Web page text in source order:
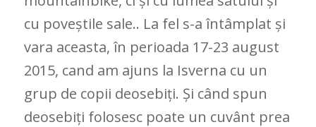
cu poveștile sale.. La fel s-a întâmplat și
vara aceasta, în perioada 17-23 august
2015, cand am ajuns la Isverna cu un
grup de copii deosebiți. Și când spun
deosebiți folosesc poate un cuvânt prea